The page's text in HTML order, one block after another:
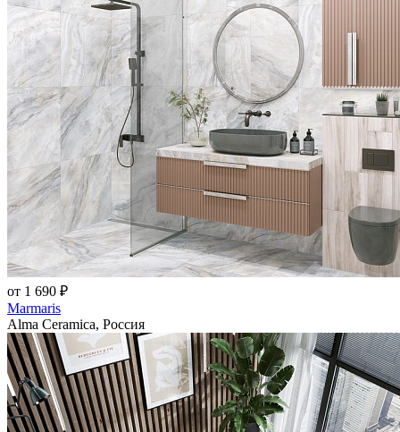
от 1 690 ₽
Marmaris
Alma Ceramica, Россия